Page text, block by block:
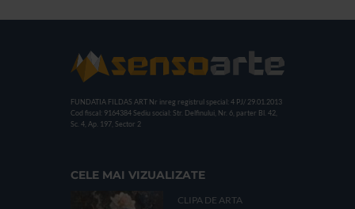
FUNDATIA FILDAS ART Nr inreg registrul special: 4 PJ/ 29.01.2013
Cod fiscal: 9164384 Sediu social: Str. Delfinului, Nr. 6, parter Bl. 42,
Sc. 4, Ap. 197, Sector 2
CELE MAI VIZUALIZATE
CLIPA DE ARTA